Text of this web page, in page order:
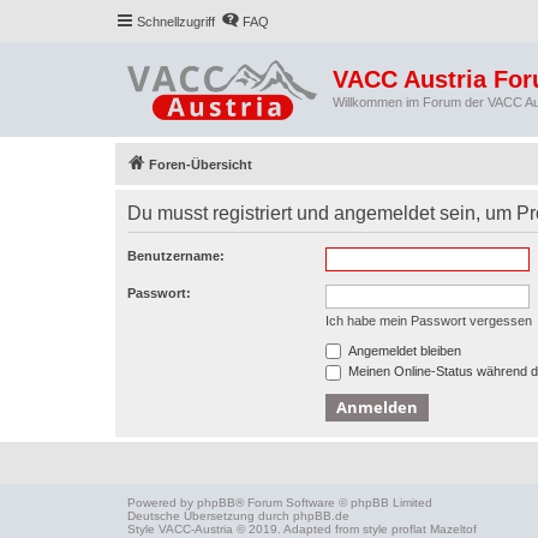
Schnellzugriff FAQ
VACC Austria
Willkommen im Forum der VACC
Foren-Übersicht
Du musst registriert und angemeldet sein, um
Benutzername:
Passwort:
Ich habe mein Passwort vergessen
Angemeldet bleiben
Meinen Online-Status während
Powered by phpBB® Forum Software © phpBB Limited
Deutsche Übersetzung durch phpBB.de
Style VACC-Austria © 2019. Adapted from style proflat Mazeltof